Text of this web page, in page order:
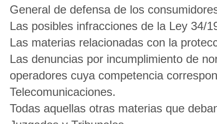
General de defensa de los
Las posibles infracciones de la Ley 34/
Las materias relacionadas con la
Las denuncias por incumplimiento de
operadores cuya competencia
Telecomunicaciones.
Todas aquellas otras materias que